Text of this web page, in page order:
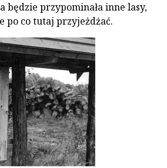
będzie przypominała inne lasy,
po co tutaj przyjeżdżać.